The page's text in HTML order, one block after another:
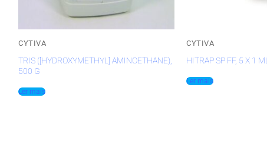
CYTIVA
TRIS ([HYDROXYMETHYL] AMINOETHANE),
500 G
Ler mais
CYTIVA
HITRAP SP FF, 5 X 1 ML
Ler mais